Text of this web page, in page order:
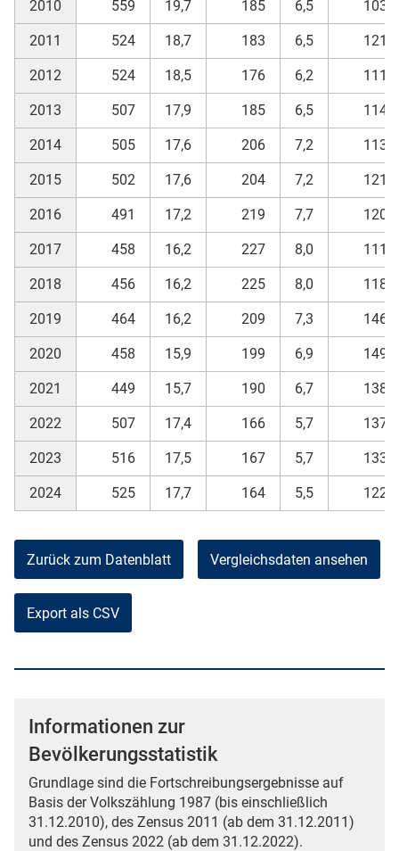
2010 559 19,7 185 6,5 103
2011 524 18,7 183 6,5 121
2012 524 18,5 176 6,2 111
2013 507 17,9 185 6,5 114
2014 505 17,6 206 7,2 113
2015 502 17,6 204 7,2 121
2016 491 17,2 219 7,7 120
2017 458 16,2 227 8,0 111
2018 456 16,2 225 8,0 118
2019 464 16,2 209 7,3 146
2020 458 15,9 199 6,9 149
2021 449 15,7 190 6,7 138
2022 507 17,4 166 5,7 137
2023 516 17,5 167 5,7 133
2024 525 17,7 164 5,5 122
Zurück zum Datenblatt Vergleichsdaten ansehen
Export als CSV
Informationen zur
Bevölkerungsstatistik
Grundlage sind die Fortschreibungsergebnisse auf
Basis der Volkszählung 1987 (bis einschließlich
31.12.2010), des Zensus 2011 (ab dem 31.12.2011)
und des Zensus 2022 (ab dem 31.12.2022).